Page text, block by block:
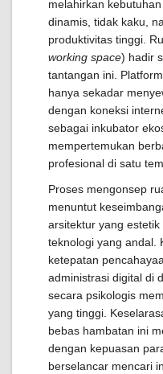
melahirkan
dinamis, tidak kaku,
produktivitas tinggi.
working space) hadir
tantangan ini.
hanya sekadar
dengan koneksi
sebagai inkubator
mempertemukan
profesional di satu
Proses mengonsep
menuntut
arsitektur yang
teknologi yang andal.
ketepatan
administrasi digital di
secara psikologis
yang tinggi.
bebas hambatan ini
dengan kepuasan
berselancar mencari